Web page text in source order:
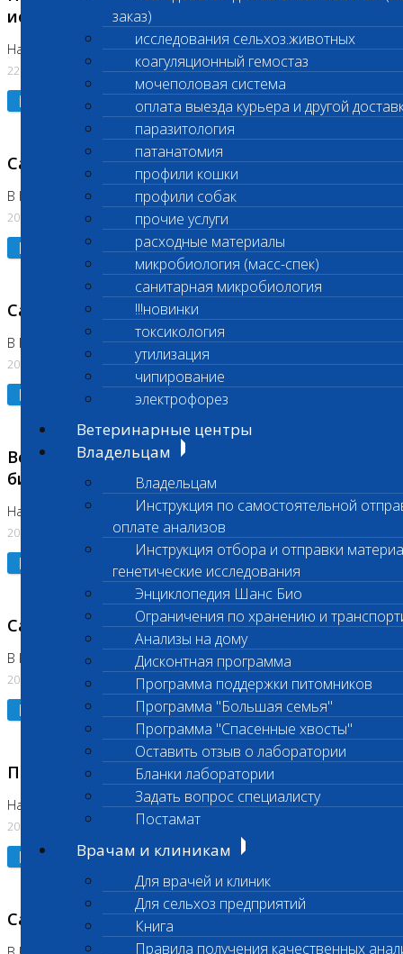
заказ)
исследования сельхоз.животных
коагуляционный гемостаз
мочеполовая система
оплата выезда курьера и другой
паразитология
патанатомия
профили кошки
профили собак
прочие услуги
расходные материалы
микробиология (масс-спек)
санитарная микробиология
!!!новинки
токсикология
утилизация
чипирование
электрофорез
Ветеринарные центры
Владельцам
Владельцам
Инструкция по самостоятельной
оплате анализов
Инструкция отбора и отправки
генетические исследования
Энциклопедия Шанс Био
Ограничения по хранению и
Анализы на дому
Дисконтная программа
Программа поддержки питомников
Программа "Большая семья"
Программа "Спасенные хвосты"
Оставить отзыв о лаборатории
Бланки лаборатории
Задать вопрос специалисту
Постамат
Врачам и клиникам
Для врачей и клиник
Для сельхоз предприятий
Книга
Правила получения качественных
исследований
На Нагорной. Код ( 123,310,309)
22.07.2026
Подробнее
Санитарные дни
В Коломне 24.07.2026 и 28.07.2026
20.07.2026
Подробнее
Санитарный день
В Бутово 21.07.2026
20.07.2026
Подробнее
Возобновлено выполнение срочных
биохимических исследований
На Нагорной
20.07.2026
Подробнее
Санитарный день
В Коломне 20.07.2026
20.07.2026
Подробнее
Приостановлено выполнение исследования
На Нагорной
20.07.2026
Подробнее
Санитарный день